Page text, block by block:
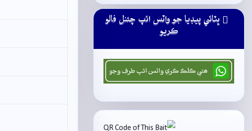
ڀٽائي پيڊيا جو واٽس ائپ چئنل فالو
ڪريو